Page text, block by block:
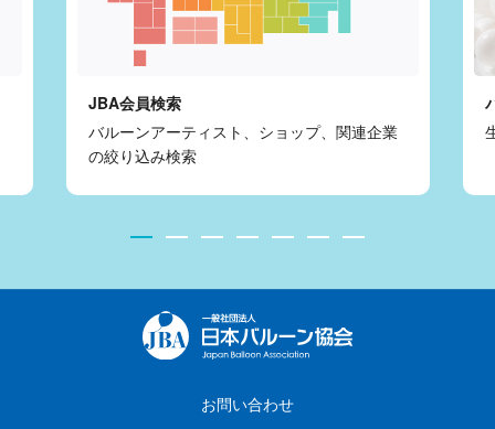
JBA会員検索
バルーンアーティスト、ショップ、関連企業
の絞り込み検索
お問い合わせ